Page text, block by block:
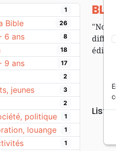
ans
1
Bible 26
6 ans 8
18
9 ans 17
2
jeunes 3
2
politique 1
louange 1
1
éditions